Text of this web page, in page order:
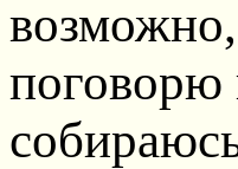
поговорю